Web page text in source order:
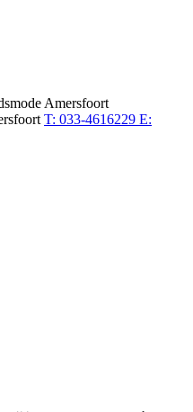
Amersfoort
T: 033-4616229 E: